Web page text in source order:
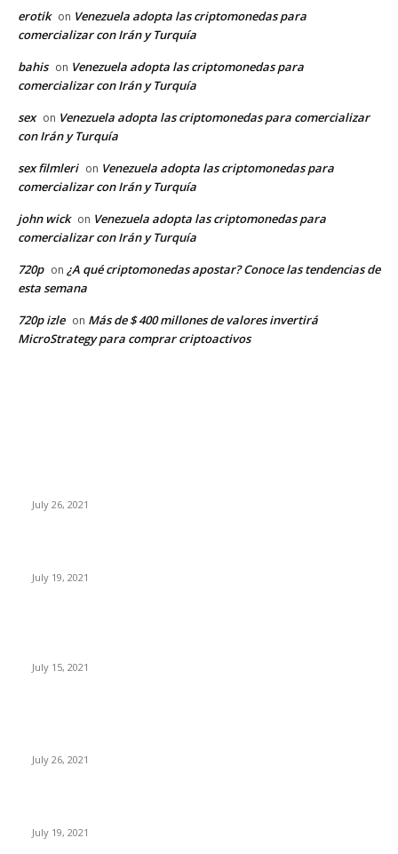
erotik on Venezuela adopta las criptomonedas para
comercializar con Irán y Turquía
bahis on Venezuela adopta las criptomonedas para
comercializar con Irán y Turquía
sex on Venezuela adopta las criptomonedas para comercializar
con Irán y Turquía
sex filmleri on Venezuela adopta las criptomonedas para
comercializar con Irán y Turquía
john wick on Venezuela adopta las criptomonedas para
comercializar con Irán y Turquía
720p on ¿A qué criptomonedas apostar? Conoce las tendencias de
esta semana
720p izle on Más de $ 400 millones de valores invertirá
MicroStrategy para comprar criptoactivos
July 26, 2021
July 19, 2021
July 15, 2021
July 26, 2021
July 19, 2021